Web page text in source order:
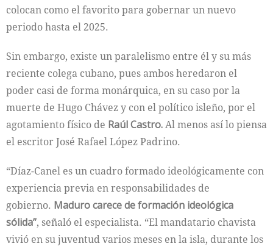
colocan como el favorito para gobernar un nuevo
periodo hasta el 2025.
Sin embargo, existe un paralelismo entre él y su más
reciente colega cubano, pues ambos heredaron el
poder casi de forma monárquica, en su caso por la
muerte de Hugo Chávez y con el político isleño, por el
agotamiento físico de Raúl Castro.Al menos así lo piensa
el escritor José Rafael López Padrino.
“Díaz-Canel es un cuadro formado ideológicamente con
experiencia previa en responsabilidades de
gobierno. Maduro carece de formación ideológica
sólida”, señaló el especialista. “El mandatario chavista
vivió en su juventud varios meses en la isla, durante los